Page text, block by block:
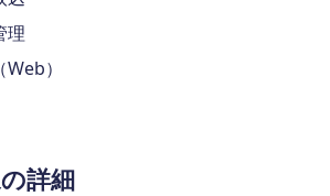
理
）
詳細